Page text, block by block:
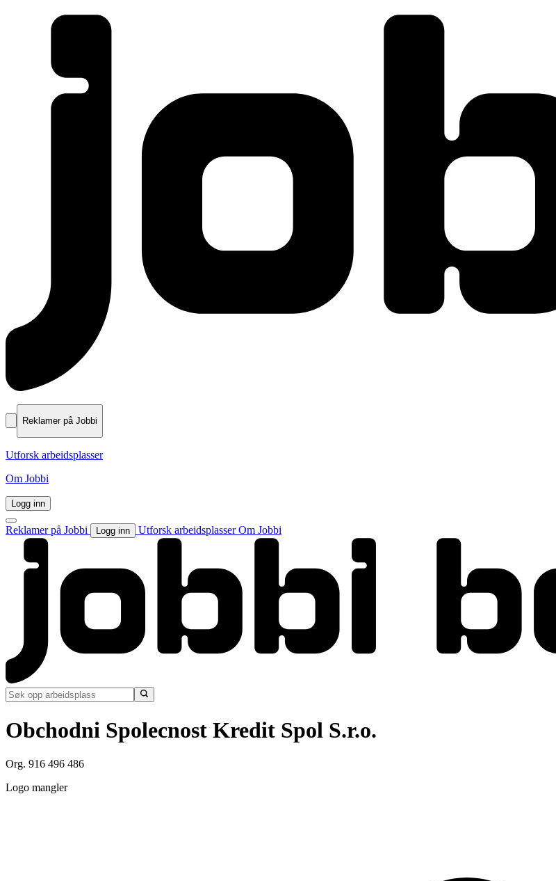
Reklamer på Jobbi
Utforsk arbeidsplasser
Om Jobbi
Logg inn
Reklamer på Jobbi Logg inn Utforsk arbeidsplasserOm Jobbi
Obchodni Spolecnost Kredit Spol S.r.o.
Org. 916 496 486
Logo mangler